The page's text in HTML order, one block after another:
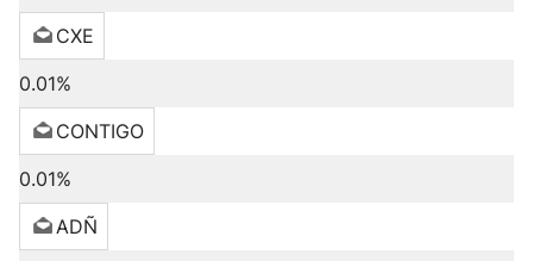
CXE
0.01%
CONTIGO
0.01%
ADÑ